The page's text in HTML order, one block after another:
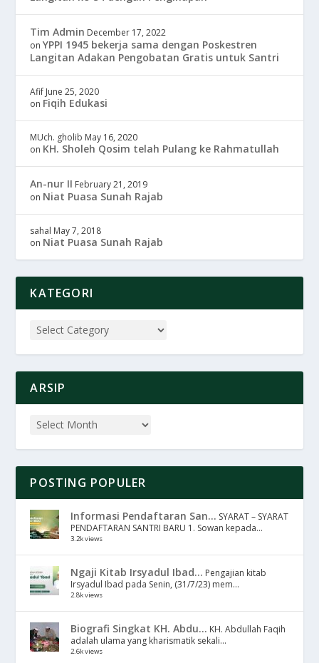
Tim Admin December 17, 2022
onYPPI 1945 bekerja sama dengan Poskestren
Langitan Adakan Pengobatan Gratis untuk Santri
Afif June 25, 2020
on Fiqih Edukasi
MUch. gholib May 16, 2020
on KH. Sholeh Qosim telah Pulang ke Rahmatullah
An-nur II February 21, 2019
on Niat Puasa Sunah Rajab
sahal May 7, 2018
on Niat Puasa Sunah Rajab
KATEGORI
ARSIP
POSTING POPULER
Informasi Pendaftaran San... SYARAT – SYARAT
PENDAFTARAN SANTRI BARU 1. Sowan kepada...
3.2k views
Ngaji Kitab Irsyadul Ibad... Pengajian kitab
Irsyadul Ibad pada Senin, (31/7/23) mem...
2.8k views
Biografi Singkat KH. Abdu... KH. Abdullah Faqih
adalah ulama yang kharismatik sekali...
2.6k views